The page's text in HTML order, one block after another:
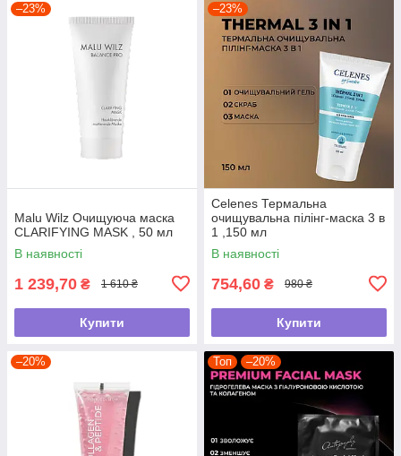
–23%
Malu Wilz Очищуюча маска
CLARIFYING MASK , 50 мл
В наявності
1 239,70 ₴ 1 610 ₴
Купити
–23%
Celenes Термальна
очищувальна пілінг-маска 3 в
1 ,150 мл
В наявності
754,60 ₴ 980 ₴
Купити
–20% Топ –20%